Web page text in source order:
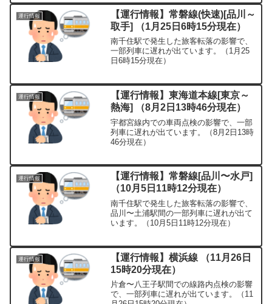
運行情報
【運行情報】常磐線(快速)[品川～
取手] （1月25日6時15分現在）
南千住駅で発生した旅客転落の影響で、
一部列車に遅れが出ています。（1月25
日6時15分現在）
運行情報
【運行情報】東海道本線[東京～
熱海] （8月2日13時46分現在）
宇都宮線内での車両点検の影響で、一部
列車に遅れが出ています。（8月2日13時
46分現在）
運行情報
【運行情報】常磐線[品川〜水戸]
（10月5日11時12分現在）
南千住駅で発生した旅客転落の影響で、
品川〜土浦駅間の一部列車に遅れが出て
います。（10月5日11時12分現在）
運行情報
【運行情報】横浜線 （11月26日
15時20分現在）
片倉〜八王子駅間での線路内点検の影響
で、一部列車に遅れが出ています。（11